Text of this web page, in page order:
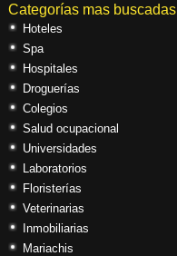
Categorías mas buscadas
Hoteles
Spa
Hospitales
Droguerías
Colegios
Salud ocupacional
Universidades
Laboratorios
Floristerías
Veterinarias
Inmobiliarias
Mariachis